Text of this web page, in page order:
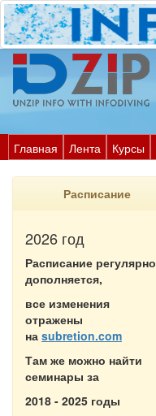
Главная Лента Курсы
Расписание
2026 год
Расписание регулярно
дополняется,
все изменения
отражены
на subretion.com
Там же можно найти
семинары за
2018 - 2025 годы